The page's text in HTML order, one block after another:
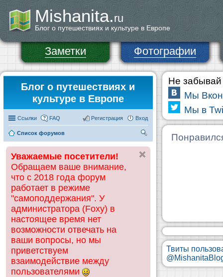
Mishanita.ru
Блог о путешествиях и культуре в Европе
Заметки Фотографии
Блог о путешествиях и
культуре в Европе
Ссылки FAQ Вход
Регистрация
Список форумов
ск
Уважаемые посетители!
Обращаем ваше внимание,
что с 2018 года форум
работает в режиме
"самоподдержания". У
администратора (Foxy) в
настоящее время нет
возможности отвечать на
ваши вопросы, но мы
приветствуем
взаимодействие между
пользователями
Не забывай
Мы
Мы в
Твиты